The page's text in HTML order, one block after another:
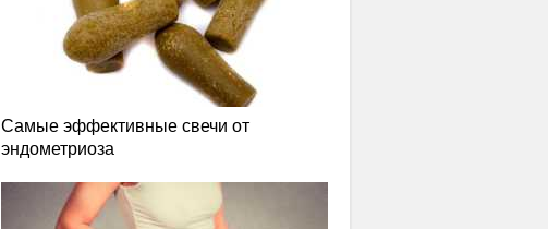
Самые эффективные свечи от
эндометриоза